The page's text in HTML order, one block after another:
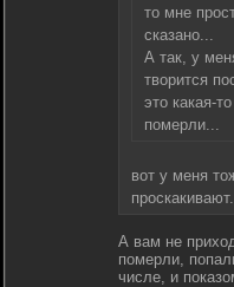
то мне
сказано...
А так, у
творится
это какая-
померли...
вот у меня
проскакивают.
А вам не
померли,
числе, и